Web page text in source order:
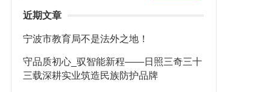
近期文章
宁波市教育局不是法外之地！
守品质初心_驭智能新程——日照三奇三十
三载深耕实业筑造民族防护品牌